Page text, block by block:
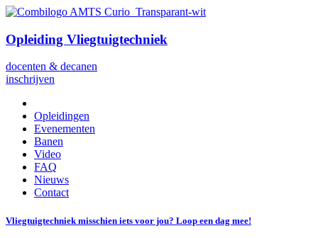
Opleiding Vliegtuigtechniek
docenten & decanen
inschrijven
Opleidingen
Evenementen
Banen
Video
FAQ
Nieuws
Contact
Vliegtuigtechniek misschien iets voor jou? Loop een dag mee!